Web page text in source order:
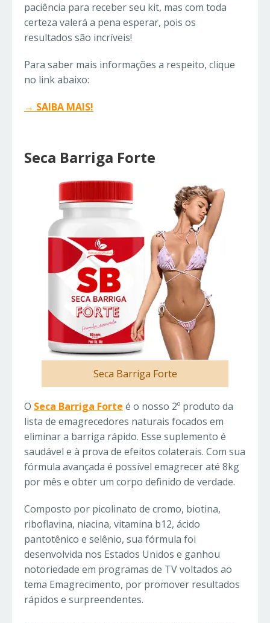
paciência para receber seu kit, mas com toda
certeza valerá a pena esperar, pois os
resultados são incríveis!
Para saber mais informações a respeito, clique
no link abaixo:
→ SAIBA MAIS!
Seca Barriga Forte
Seca Barriga Forte
O Seca Barriga Forte é o nosso 2º produto da
lista de emagrecedores naturais focados em
eliminar a barriga rápido. Esse suplemento é
saudável e à prova de efeitos colaterais. Com sua
fórmula avançada é possível emagrecer até 8kg
por mês e obter um corpo definido de verdade.
Composto por picolinato de cromo, biotina,
riboflavina, niacina, vitamina b12, ácido
pantotênico e selênio, sua fórmula foi
desenvolvida nos Estados Unidos e ganhou
notoriedade em programas de TV voltados ao
tema Emagrecimento, por promover resultados
rápidos e surpreendentes.